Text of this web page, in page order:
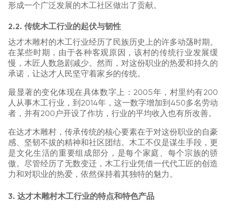
形成一个广泛发展的木工社区做出了贡献。
2.2. 传统木工行业的起伏与韧性
达才木雕村的木工行业经历了民族历史上的许多动荡时期。
在某些时期，由于各种客观原因，该村的传统行业发展缓
慢，木匠人数急剧减少。然而，对这份职业的热爱和持久的
承诺，让达才人民坚守着家乡的传统。
最显著的变化体现在具体数字上：2005年，村里约有200
人从事木工行业，到2014年，这一数字增加到450多名劳动
者，并有200户开设了作坊，行业的平均收入也有所改善。
在达才木雕村，传承传统的核心要素在于对这份职业的自豪
感、坚韧不拔的精神和社区团结。木工不仅是谋生手段，更
是文化生活的重要组成部分，是每个家庭、每个宗族的骄
傲。尽管经历了无数变迁，木工行业凭借一代代工匠的创造
力和对职业的热爱，依然保持着其独特的魅力。
3. 达才木雕村木工行业的特点和特色产品